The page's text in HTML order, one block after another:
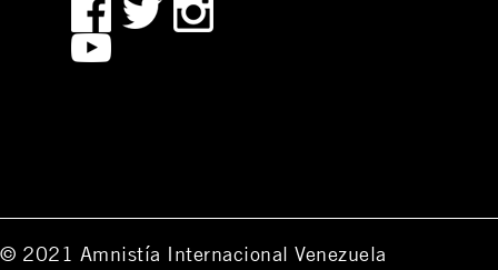
© 2021 Amnistía Internacional Venezuela